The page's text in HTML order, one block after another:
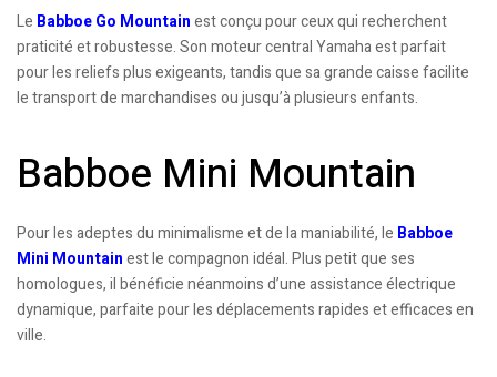
Le Babboe Go Mountainest conçu pour ceux qui recherchent
praticité et robustesse. Son moteur central Yamaha est parfait
pour les reliefs plus exigeants, tandis que sa grande caisse facilite
le transport de marchandises ou jusqu’à plusieurs enfants.
Babboe Mini Mountain
Pour les adeptes du minimalisme et de la maniabilité, le Babboe
Mini Mountainest le compagnon idéal. Plus petit que ses
homologues, il bénéficie néanmoins d’une assistance électrique
dynamique, parfaite pour les déplacements rapides et efficaces en
ville.